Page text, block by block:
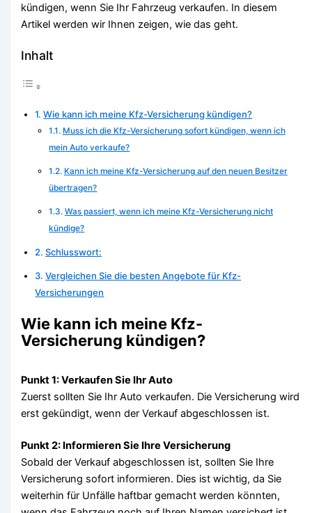
kündigen, wenn Sie Ihr Fahrzeug verkaufen. In diesem
Artikel werden wir Ihnen zeigen, wie das geht.
Inhalt
Wie kann ich meine Kfz-Versicherung kündigen?
Muss ich die Kfz-Versicherung sofort kündigen, wenn ich
mein Auto verkaufe?
Kann ich meine Kfz-Versicherung auf den neuen Besitzer
übertragen?
Was passiert, wenn ich meine Kfz-Versicherung nicht
kündige?
Schlusswort:
Vergleichen Sie die besten Angebote für Kfz-
Versicherungen
Wie kann ich meine Kfz-
Versicherung kündigen?
Punkt 1: Verkaufen Sie Ihr Auto
Zuerst sollten Sie Ihr Auto verkaufen. Die Versicherung wird
erst gekündigt, wenn der Verkauf abgeschlossen ist.
Punkt 2: Informieren Sie Ihre Versicherung
Sobald der Verkauf abgeschlossen ist, sollten Sie Ihre
Versicherung sofort informieren. Dies ist wichtig, da Sie
weiterhin für Unfälle haftbar gemacht werden könnten,